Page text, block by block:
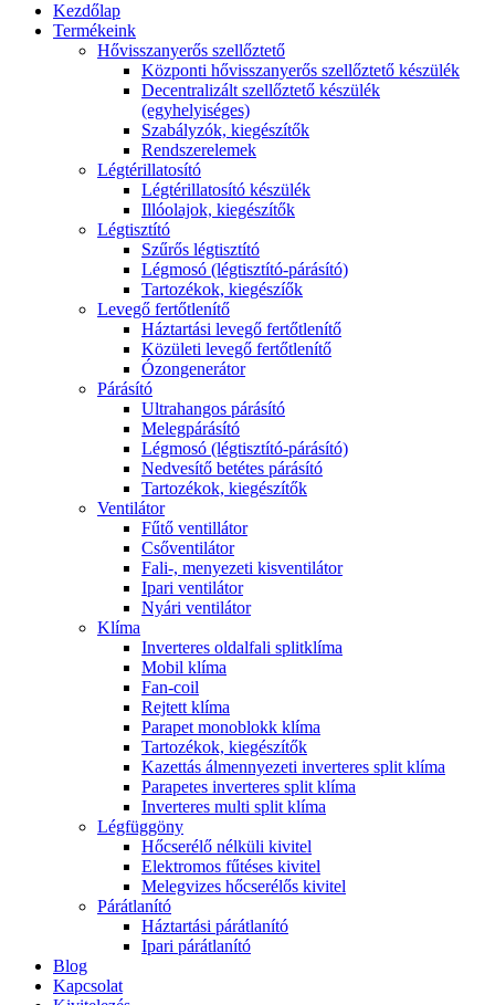
Kezdőlap
Termékeink
Hővisszanyerős szellőztető
Központi hővisszanyerős szellőztető készülék
Decentralizált szellőztető készülék
(egyhelyiséges)
Szabályzók, kiegészítők
Rendszerelemek
Légtérillatosító
Légtérillatosító készülék
Illóolajok, kiegészítők
Légtisztító
Szűrős légtisztító
Légmosó (légtisztító-párásító)
Tartozékok, kiegészíők
Levegő fertőtlenítő
Háztartási levegő fertőtlenítő
Közületi levegő fertőtlenítő
Ózongenerátor
Párásító
Ultrahangos párásító
Melegpárásító
Légmosó (légtisztító-párásító)
Nedvesítő betétes párásító
Tartozékok, kiegészítők
Ventilátor
Fűtő ventillátor
Csőventilátor
Fali-, menyezeti kisventilátor
Ipari ventilátor
Nyári ventilátor
Klíma
Inverteres oldalfali splitklíma
Mobil klíma
Fan-coil
Rejtett klíma
Parapet monoblokk klíma
Tartozékok, kiegészítők
Kazettás álmennyezeti inverteres split klíma
Parapetes inverteres split klíma
Inverteres multi split klíma
Légfüggöny
Hőcserélő nélküli kivitel
Elektromos fűtéses kivitel
Melegvizes hőcserélős kivitel
Párátlanító
Háztartási párátlanító
Ipari párátlanító
Blog
Kapcsolat